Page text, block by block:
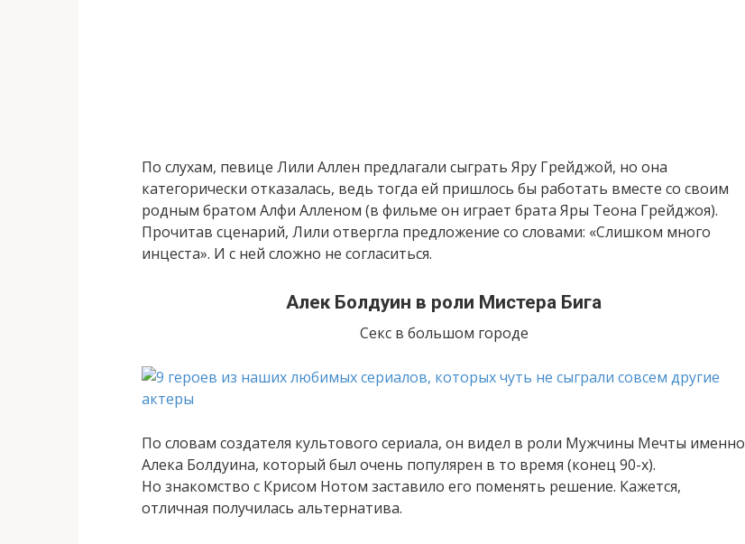
По слухам, певице Лили Аллен предлагали сыграть Яру Грейджой, но она
категорически отказалась, ведь тогда ей пришлось бы работать вместе со своим
родным братом Алфи Алленом (в фильме он играет брата Яры Теона Грейджоя).
Прочитав сценарий, Лили отвергла предложение со словами: «Слишком много
инцеста». И с ней сложно не согласиться.
Алек Болдуин в роли Мистера Бига
Секс в большом городе
По словам создателя культового сериала, он видел в роли Мужчины Мечты именно
Алека Болдуина, который был очень популярен в то время (конец 90-х).
Но знакомство с Крисом Нотом заставило его поменять решение. Кажется,
отличная получилась альтернатива.